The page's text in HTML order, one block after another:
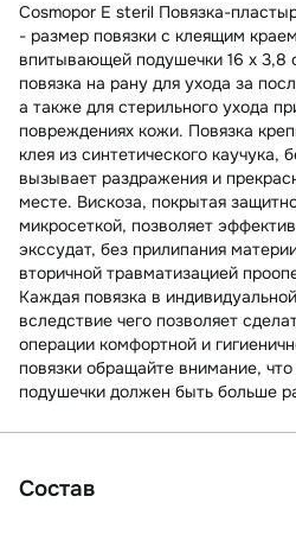
Cosmopor E steril Повязка-
- размер повязки с клеящим
впитывающей подушечки 16 х 3,8
повязка на рану для ухода за
а также для стерильного ухода
повреждениях кожи. Повязка
клея из синтетического
вызывает раздражения и
месте. Вискоза, покрытая
микросеткой, позволяет
экссудат, без прилипания
вторичной травматизацией
Каждая повязка в
вследствие чего позволяет
операции комфортной и
повязки обращайте внимание,
подушечки должен быть больше
Состав